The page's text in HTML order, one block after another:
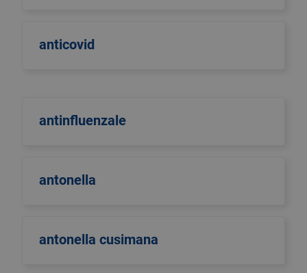
anticovid
antinfluenzale
antonella
antonella cusimana